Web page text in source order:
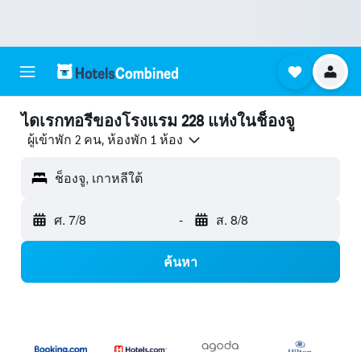
ไดเรกทอรีของโรงแรม 228 แห่งในช็องจู
ผู้เข้าพัก 2 คน, ห้องพัก 1 ห้อง
ช็องจู, เกาหลีใต้
ศ. 7/8 - ส. 8/8
ค้นหา